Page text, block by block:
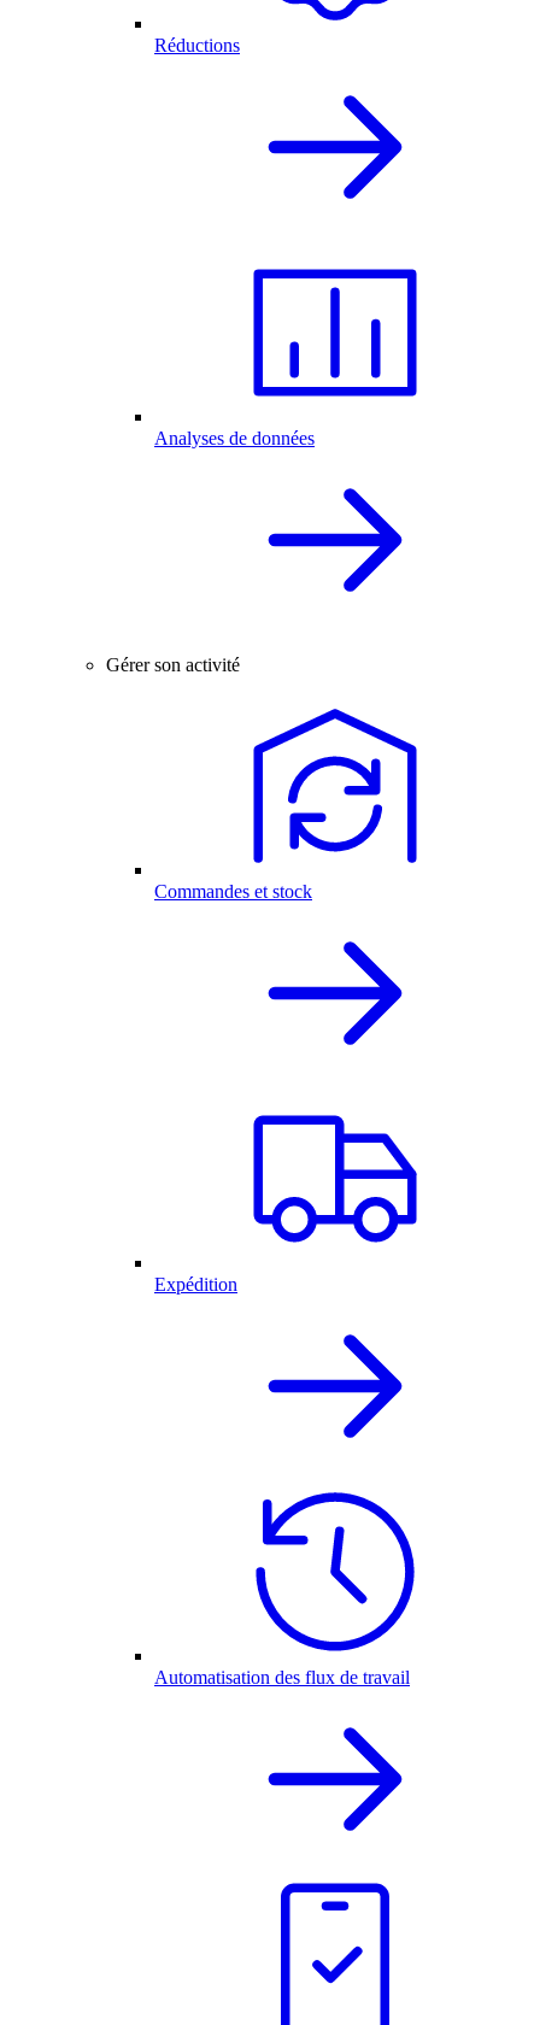
Réductions
Analyses de données
Gérer son activité
Commandes et stock
Expédition
Automatisation des flux de travail